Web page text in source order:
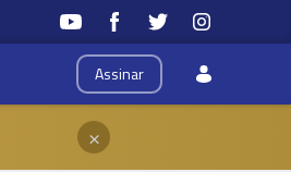
Assinar
×